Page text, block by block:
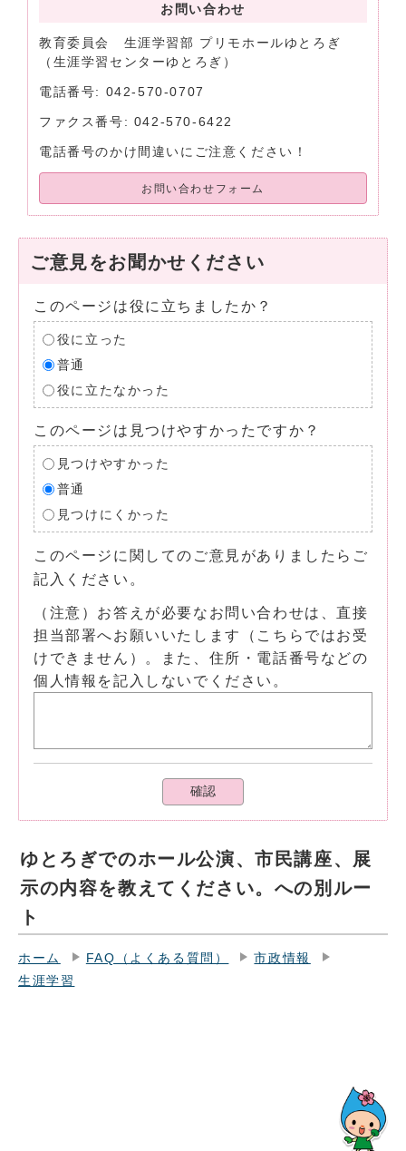
お問い合わせ
教育委員会 生涯学習部 プリモホールゆとろぎ
（生涯学習センターゆとろぎ）
電話番号: 042-570-0707
ファクス番号: 042-570-6422
電話番号のかけ間違いにご注意ください！
お問い合わせフォーム
ご意見をお聞かせください
このページは役に立ちましたか？
役に立った
普通
役に立たなかった
このページは見つけやすかったですか？
見つけやすかった
普通
見つけにくかった
このページに関してのご意見がありましたらご
記入ください。
（注意）お答えが必要なお問い合わせは、直接
担当部署へお願いいたします（こちらではお受
けできません）。また、住所・電話番号などの
個人情報を記入しないでください。
確認
ゆとろぎでのホール公演、市民講座、展
示の内容を教えてください。への別ルー
ト
ホーム FAQ（よくある質問）
市政情報
生涯学習